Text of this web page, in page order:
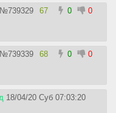
№739329 67 0 0
№739339 68 0 0
18/04/20 Суб 07:03:20